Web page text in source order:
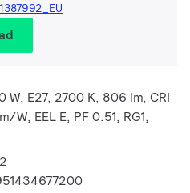
E27, 2700 K, 806 lm, CRI
W, EEL E, PF 0.51, RG1,